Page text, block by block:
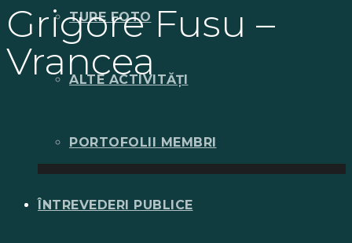
TURE FOTO
ALTE ACTIVITĂȚI
PORTOFOLII MEMBRI
ÎNTREVEDERI PUBLICE
Grigore Fusu –
Vrancea